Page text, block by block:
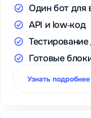
Один бот для
API и low‑код
Тестирование
Готовые
Узнать подробнее